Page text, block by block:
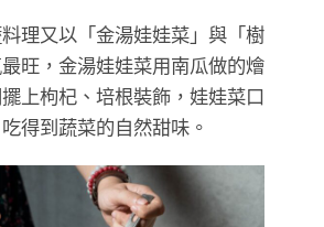
理又以「金湯娃娃菜」與「樹
旺，金湯娃娃菜用南瓜做的燴
上枸杞、培根裝飾，娃娃菜口
得到蔬菜的自然甜味。